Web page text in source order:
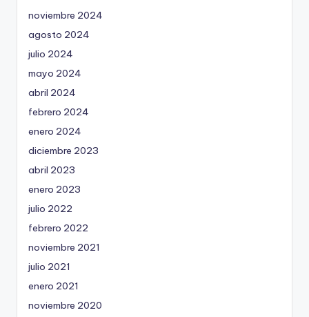
noviembre 2024
agosto 2024
julio 2024
mayo 2024
abril 2024
febrero 2024
enero 2024
diciembre 2023
abril 2023
enero 2023
julio 2022
febrero 2022
noviembre 2021
julio 2021
enero 2021
noviembre 2020